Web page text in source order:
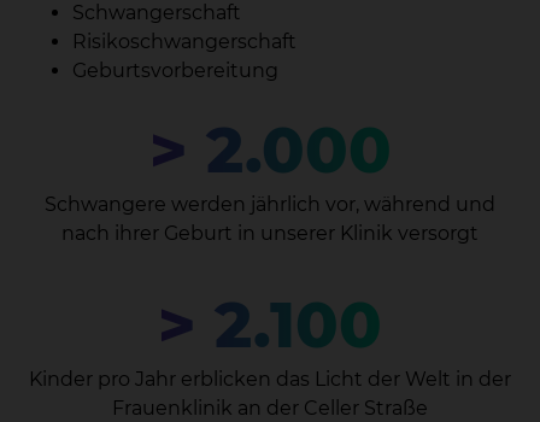
Schwangerschaft
Risikoschwangerschaft
Geburtsvorbereitung
> 2.000
Schwangere werden jährlich vor, während und
nach ihrer Geburt in unserer Klinik versorgt
> 2.100
Kinder pro Jahr erblicken das Licht der Welt in der
Frauenklinik an der Celler Straße